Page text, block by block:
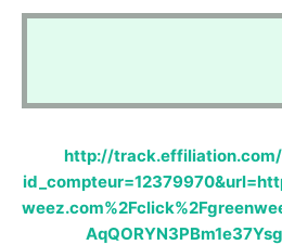
http://